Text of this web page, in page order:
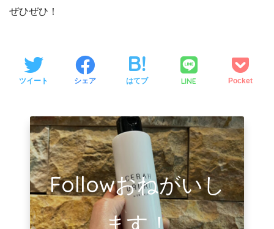
ぜひぜひ！
ツイート シェア はてブ LINE Pocket
Followおねがいし